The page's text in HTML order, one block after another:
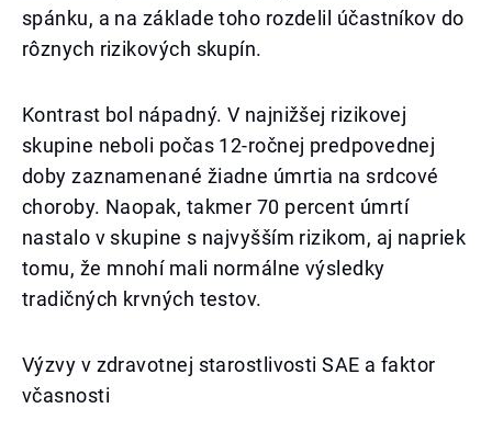
spánku, a na základe toho rozdelil účastníkov do
rôznych rizikových skupín.
Kontrast bol nápadný. V najnižšej rizikovej
skupine neboli počas 12-ročnej predpovednej
doby zaznamenané žiadne úmrtia na srdcové
choroby. Naopak, takmer 70 percent úmrtí
nastalo v skupine s najvyšším rizikom, aj napriek
tomu, že mnohí mali normálne výsledky
tradičných krvných testov.
Výzvy v zdravotnej starostlivosti SAE a faktor
včasnosti